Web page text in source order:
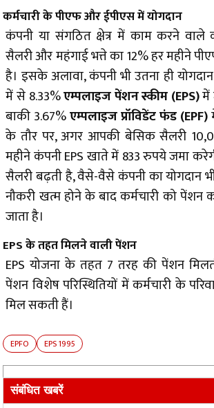
कर्मचारी के पीएफ और ईपीएस में योगदान
कंपनी या संगठित क्षेत्र में काम करने वाले
सैलरी और महंगाई भत्ते का 12% हर महीने
है। इसके अलावा, कंपनी भी उतना ही
में से 8.33%एम्पलाइज पेंशन स्कीम (EPS)में
बाकी 3.67%एम्पलाइज प्रॉविडेंट फंड (EPF)
के तौर पर, अगर आपकी बेसिक सैलरी
महीने कंपनी EPS खाते में 833 रुपये जमा
सैलरी बढ़ती है, वैसे-वैसे कंपनी का योगदान
नौकरी खत्म होने के बाद कर्मचारी को पेंशन
जाता है।
EPS के तहत मिलने वाली पेंशन
EPS योजना के तहत 7 तरह की पेंशन
पेंशन विशेष परिस्थितियों में कर्मचारी के
मिल सकती हैं।
EPFO EPS 1995
संबंधित खबरें